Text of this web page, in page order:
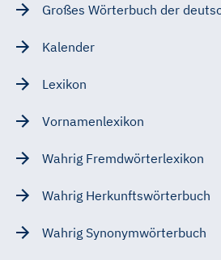
Großes Wörterbuch der
Kalender
Lexikon
Vornamenlexikon
Wahrig Fremdwörterlexikon
Wahrig Herkunftswörterbuch
Wahrig Synonymwörterbuch